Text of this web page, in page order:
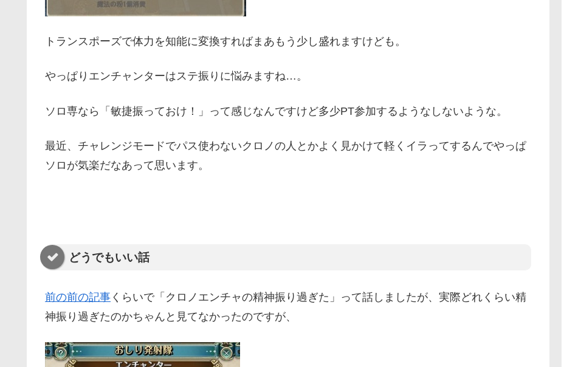
トランスポーズで体力を知能に変換すればまあもう少し盛れますけども。
やっぱりエンチャンターはステ振りに悩みますね…。
ソロ専なら「敏捷振っておけ！」って感じなんですけど多少PT参加するようなしないような。
最近、チャレンジモードでパス使わないクロノの人とかよく見かけて軽くイラってするんでやっぱ
ソロが気楽だなあって思います。
どうでもいい話
前の前の記事 くらいで「クロノエンチャの精神振り過ぎた」って話しましたが、実際どれくらい精
神振り過ぎたのかちゃんと見てなかったのですが、